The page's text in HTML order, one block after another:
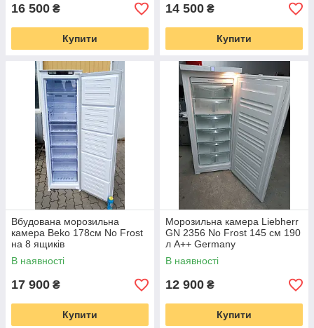
16 500 ₴
Купити
14 500 ₴
Купити
Вбудована морозильна
камера Beko 178см No Frost
на 8 ящиків
В наявності
17 900 ₴
Купити
Морозильна камера Liebherr
GN 2356 No Frost 145 см 190
л А++ Germany
В наявності
12 900 ₴
Купити